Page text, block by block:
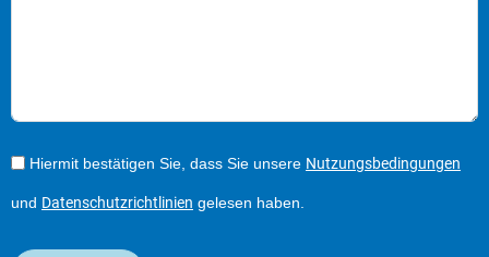
Hiermit bestätigen Sie, dass Sie unsere Nutzungsbedingungen
und Datenschutzrichtlinien gelesen haben.